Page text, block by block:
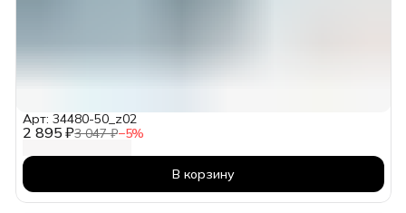
2 895 ₽3 047 ₽−5%
Арт: 34480-50_z02
В корзину